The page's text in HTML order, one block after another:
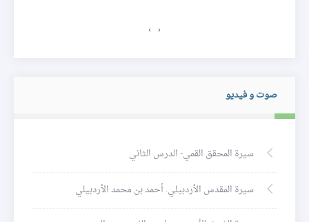
‹
›
صوت و فيديو
سيرة المحقق القمي- الدرس الثاني
سيرة المقدس الأردبيلي. أحمد بن محمد الأردبيلي